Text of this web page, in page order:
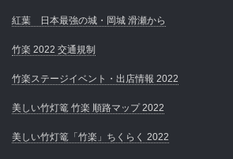
紅葉 日本最強の城・岡城 滑瀬から
竹楽 2022 交通規制
竹楽ステージイベント・出店情報 2022
美しい竹灯篭 竹楽 順路マップ 2022
美しい竹灯篭「竹楽」ちくらく 2022